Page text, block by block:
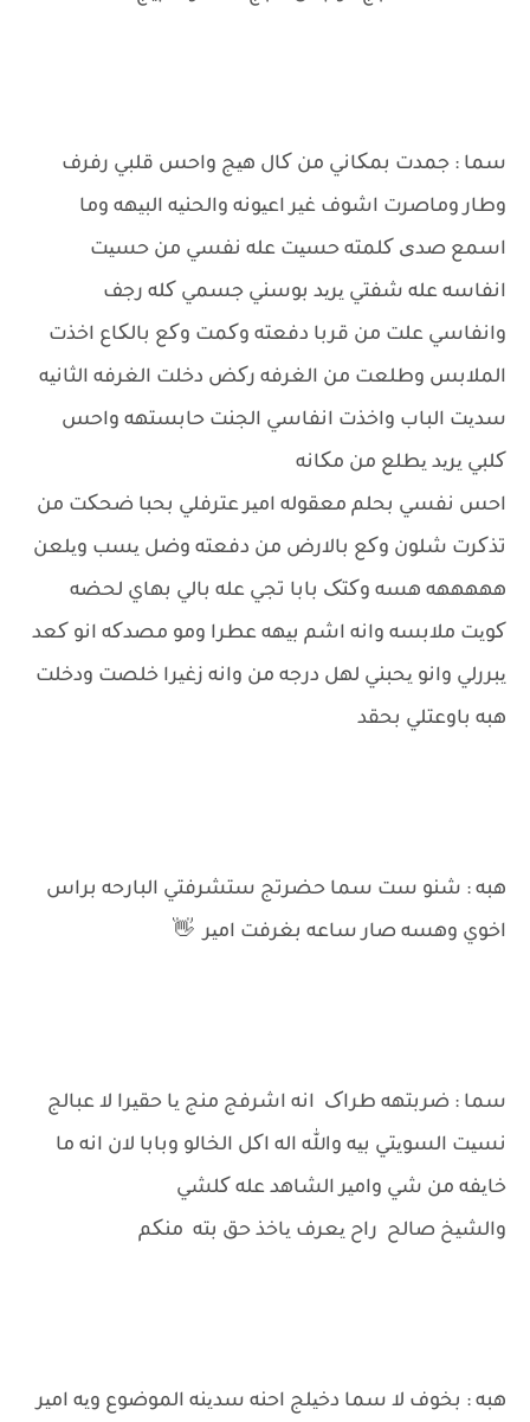
سما : جمدت بمکاني من کال هیج واحس قلبي رفرف
وطار وماصرت اشوف غیر اعیونه والحنیه البیهه وما
اسمع صدی کلمته حسیت عله نفسي من حسیت
انفاسه عله شفتي یرید بوسني جسمي کله رجف
وانفاسي علت من قربا دفعته وکمت وکع بالکاع اخذت
الملابس وطلعت من الغرفه رکض دخلت الغرفه الثانیه
سدیت الباب واخذت انفاسي الجنت حابستهه واحس
کلبي یرید یطلع من مکانه
احس نفسي بحلم معقوله امیر عترفلي بحبا ضحکت من
تذکرت شلون وکع بالارض من دفعته وضل یسب ویلعن
هههههه هسه وکتک بابا تجي عله بالي بهاي لحضه
کویت ملابسه وانه اشم بیهه عطرا ومو مصدکه انو کعد
یبررلي وانو یحبني لهل درجه من وانه زغیرا خلصت ودخلت
هبه باوعتلي بحقد
هبه : شنو ست سما حضرتج ستشرفتي البارحه براس
اخوي وهسه صار ساعه بغرفت امیر 👋
سما : ضربتهه طراک انه اشرفج منج یا حقیرا لا عبالج
نسیت السویتي بیه والله اله اکل الخالو وبابا لان انه ما
خایفه من شي وامیر الشاهد عله کلشي
والشیخ صالح راح یعرف یاخذ حق بته منکم
هبه : بخوف لا سما دخیلج احنه سدینه الموضوع ویه امیر